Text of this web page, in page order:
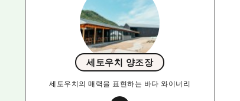
세토우치 양조장
세토우치의 매력을 표현하는 바다 와이너리